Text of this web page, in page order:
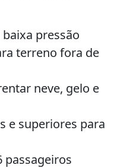
pressão
terreno fora de
neve, gelo e
e superiores para
passageiros